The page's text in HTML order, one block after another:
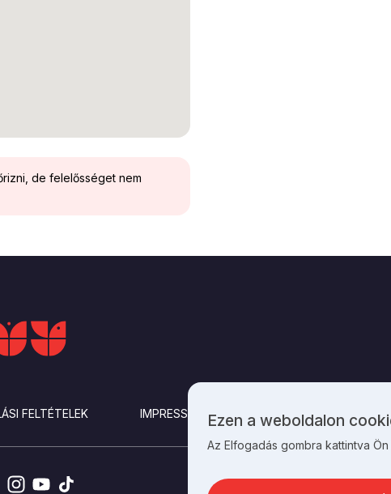
de felelősséget nem
FELTÉTELEK IMPRESSZUM KAPCSOLAT
Személyes
adatok
cookie-
Ezen a weboldalon
Az Elfogadás gombra kattintva